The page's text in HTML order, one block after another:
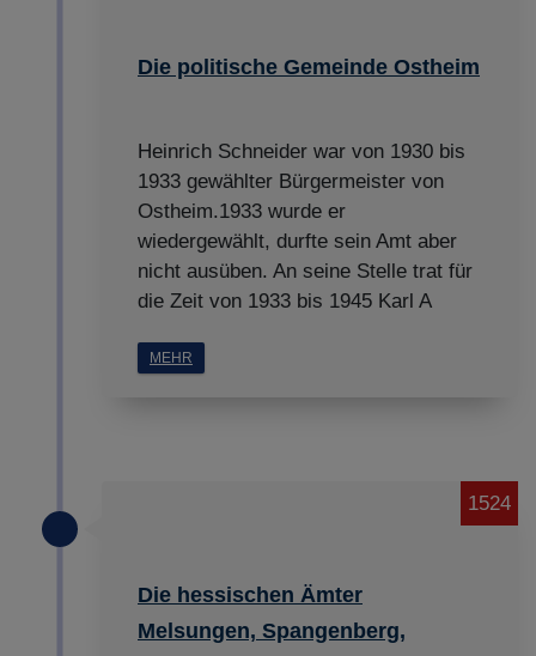
Die politische Gemeinde Ostheim
Heinrich Schneider war von 1930 bis
1933 gewählter Bürgermeister von
Ostheim.1933 wurde er
wiedergewählt, durfte sein Amt aber
nicht ausüben. An seine Stelle trat für
die Zeit von 1933 bis 1945 Karl A
MEHR
Die hessischen Ämter
Melsungen, Spangenberg,
1524